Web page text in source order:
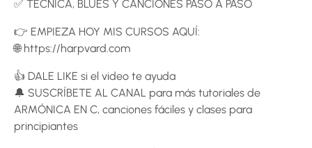
✅ TÉCNICA, BLUES Y CANCIONES PASO A PASO
👉 EMPIEZA HOY MIS CURSOS AQUÍ:
🌐 https://harpvard.com
👍 DALE LIKE si el video te ayuda
🔔 SUSCRÍBETE AL CANAL para más tutoriales de
ARMÓNICA EN C, canciones fáciles y clases para
principiantes